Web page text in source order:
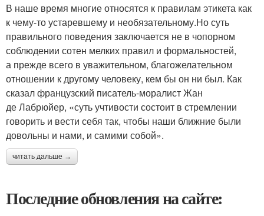
В наше время многие относятся к правилам этикета как
к чему-то устаревшему и необязательному.Но суть
правильного поведения заключается не в чопорном
соблюдении сотен мелких правил и формальностей,
а прежде всего в уважительном, благожелательном
отношении к другому человеку, кем бы он ни был. Как
сказал французский писатель-моралист Жан
де Лабрюйер, «суть учтивости состоит в стремлении
говорить и вести себя так, чтобы наши ближние были
довольны и нами, и самими собой».
читать дальше →
Последние обновления на сайте: